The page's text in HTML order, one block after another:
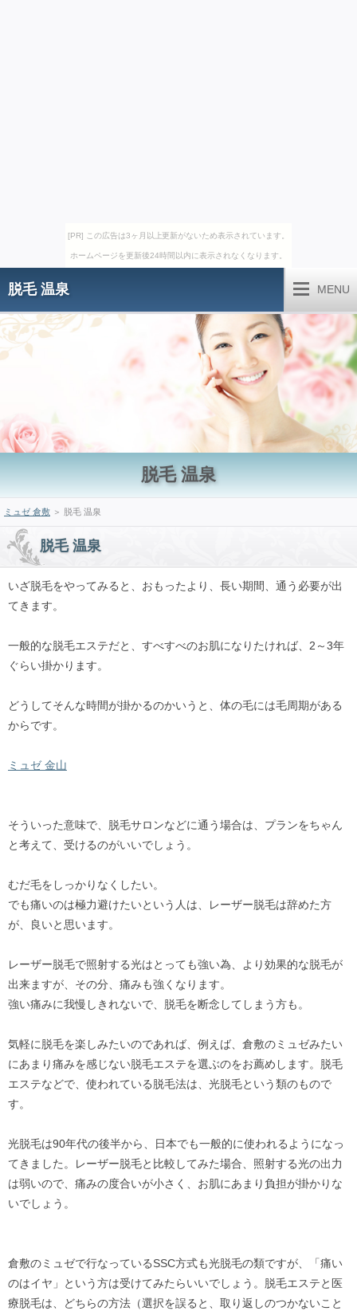
[PR] この広告は3ヶ月以上更新がないため表示されています。
ホームページを更新後24時間以内に表示されなくなります。
脱毛 温泉 MENU
脱毛 温泉
ミュゼ 倉敷＞ 脱毛 温泉
脱毛 温泉
いざ脱毛をやってみると、おもったより、長い期間、通う必要が出
てきます。
一般的な脱毛エステだと、すべすべのお肌になりたければ、2～3年
ぐらい掛かります。
どうしてそんな時間が掛かるのかいうと、体の毛には毛周期がある
からです。
ミュゼ 金山
そういった意味で、脱毛サロンなどに通う場合は、プランをちゃん
と考えて、受けるのがいいでしょう。
むだ毛をしっかりなくしたい。
でも痛いのは極力避けたいという人は、レーザー脱毛は辞めた方
が、良いと思います。
レーザー脱毛で照射する光はとっても強い為、より効果的な脱毛が
出来ますが、その分、痛みも強くなります。
強い痛みに我慢しきれないで、脱毛を断念してしまう方も。
気軽に脱毛を楽しみたいのであれば、例えば、倉敷のミュゼみたい
にあまり痛みを感じない脱毛エステを選ぶのをお薦めします。脱毛
エステなどで、使われている脱毛法は、光脱毛という類のもので
す。
光脱毛は90年代の後半から、日本でも一般的に使われるようになっ
てきました。レーザー脱毛と比較してみた場合、照射する光の出力
は弱いので、痛みの度合いが小さく、お肌にあまり負担が掛かりな
いでしょう。
倉敷のミュゼで行なっているSSC方式も光脱毛の類ですが、「痛い
のはイヤ」という方は受けてみたらいいでしょう。脱毛エステと医
療脱毛は、どちらの方法（選択を誤ると、取り返しのつかないこと